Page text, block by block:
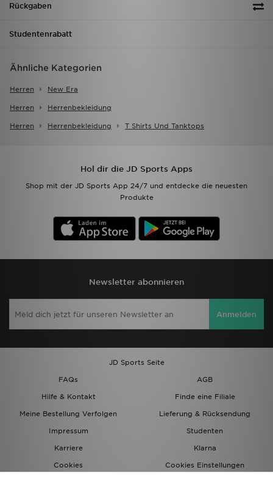
Rückgaben
Studentenrabatt
Ähnliche Kategorien
Herren New Era
Herren Herrenbekleidung
Herren Herrenbekleidung T Shirts Und Tanktops
Hol dir die JD Sports Apps
Shop mit der JD Sports App 24/7 und entdecke die neuesten
Produkte
Newsletter abonnieren
Anmelden
JD Sports Seite
FAQs
AGB
Hilfe & Kontakt
Finde eine Filiale
Meine Bestellung Verfolgen
Lieferung & Rücksendung
Impressum
Studenten
Karriere
Klarna
Cookies
Cookies Einstellungen